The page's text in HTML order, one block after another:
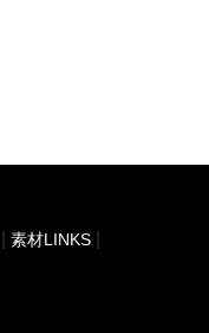
素材LINKS